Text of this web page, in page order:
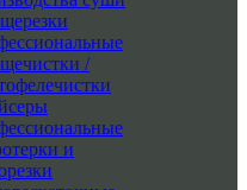
/
и